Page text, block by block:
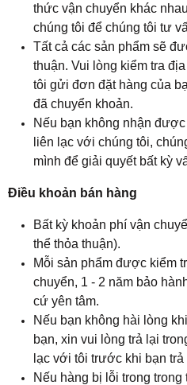
thức vận chuyển khác
chúng tôi để chúng tôi tư
Tất cả các sản phẩm sẽ
thuận. Vui lòng kiểm tra
tôi gửi đơn đặt hàng của
đã chuyển khoản.
Nếu bạn không nhận
liên lạc với chúng tôi,
mình để giải quyết bất kỳ
Điều khoản bán hàng
Bất kỳ khoản phí vận
thể thỏa thuận).
Mỗi sản phẩm được kiểm
chuyển, 1 - 2 năm bảo
cứ yên tâm.
Nếu bạn không hài lòng
bạn, xin vui lòng trả lại
lạc với tôi trước khi bạn trả
Nếu hàng bị lỗi trong